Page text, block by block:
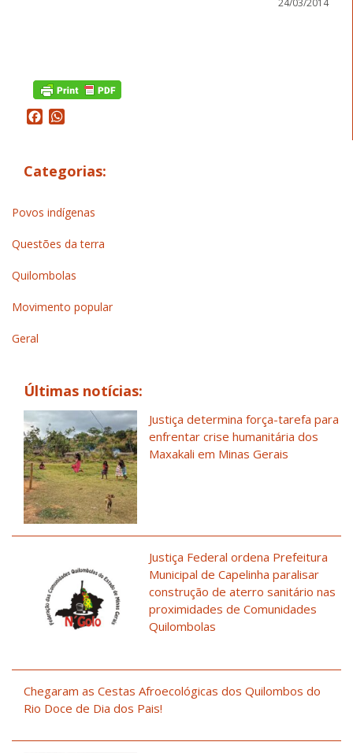
Facebook
Categorias:
Povos indígenas
Questões da terra
Quilombolas
Movimento popular
Geral
Últimas notícias:
Justiça determina força-tarefa para
enfrentar crise humanitária dos
Maxakali em Minas Gerais
Justiça Federal ordena Prefeitura
Municipal de Capelinha paralisar
construção de aterro sanitário nas
proximidades de Comunidades
Quilombolas
Chegaram as Cestas Afroecológicas dos Quilombos do
Rio Doce de Dia dos Pais!